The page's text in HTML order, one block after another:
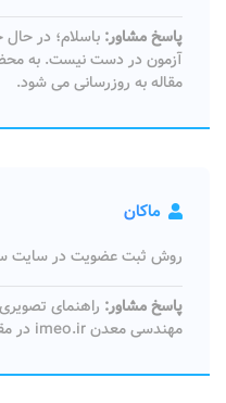
پاسخ مشاور: باسلام؛ در حال
آزمون در دست نیست. به
مقاله به روزرسانی می شود.
ماکان
روش ثبت عضویت در سایت
پاسخ مشاور: راهنمای
مهندسی معدن imeo.ir در مقاله ارائه شده است.